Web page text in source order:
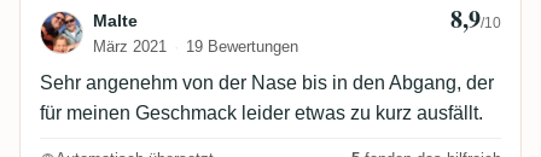
mehr, aber auch nicht weniger.
Bewertung von Malte
Malte
März 2021 19 Bewertungen
8,9/10
Sehr angenehm von der Nase bis in den Abgang, der
für meinen Geschmack leider etwas zu kurz ausfällt.